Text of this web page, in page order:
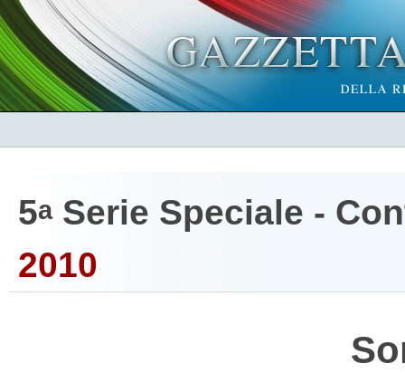
5aSerie Speciale -
2010